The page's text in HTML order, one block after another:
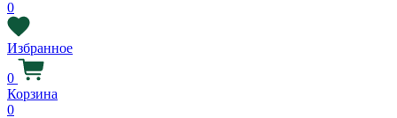
0
Избранное
0
Корзина
0